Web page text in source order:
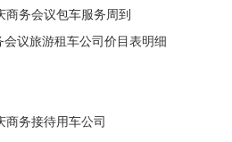
商务会议包车服务周到
议旅游租车公司价目表明细
商务接待用车公司